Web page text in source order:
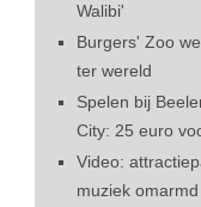
Walibi'
Burgers' Zoo
ter wereld
Spelen bij
City: 25 euro
Video:
muziek omarmd